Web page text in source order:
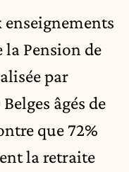
enseignements
la Pension de
par
âgés de
que 72%
la retraite